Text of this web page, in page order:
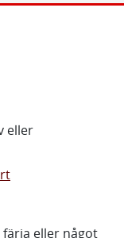
eller
färja eller något